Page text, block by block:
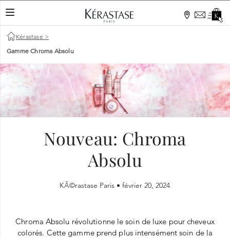
TOGGLE NAVIGATION
Kérastase >
Gamme Chroma Absolu
Nouveau: Chroma
Absolu
KÃ©rastase Paris •février 20, 2024
Chroma Absolu révolutionne le soin de luxe pour cheveux
colorés. Cette gamme prend plus intensément soin de la